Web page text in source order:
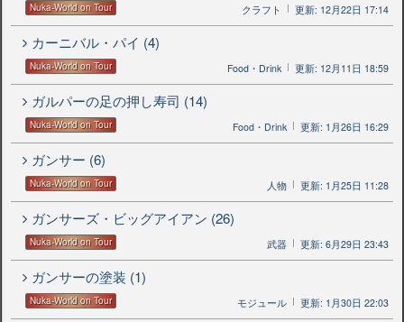
Nuka-World on Tour クラフト 更新: 12月22日 17:14
カーニバル・パイ (4)
Nuka-World on Tour Food・Drink 更新: 12月11日 18:59
ガルパーの足の押し寿司 (14)
Nuka-World on Tour Food・Drink 更新: 1月26日 16:29
ガンサー (6)
Nuka-World on Tour 人物 更新: 1月25日 11:28
ガンサーズ・ビッグアイアン (26)
Nuka-World on Tour 武器 更新: 6月29日 23:43
ガンサーの塗装 (1)
Nuka-World on Tour モジュール 更新: 1月30日 22:03